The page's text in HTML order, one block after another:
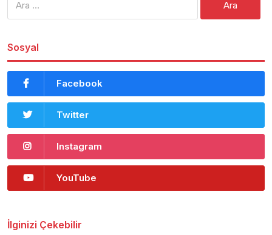
Sosyal
Facebook
Twitter
Instagram
YouTube
İlginizi Çekebilir